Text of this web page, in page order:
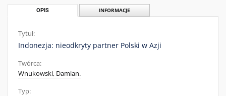
OPIS INFORMACJE
Tytuł:
Indonezja: nieodkryty partner Polski w Azji
Twórca:
Wnukowski, Damian.
Typ: